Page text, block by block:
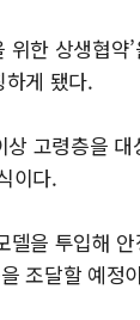
한 상생협
하게 됐다.
고령층을
이다.
을 투입해
조달할 예정